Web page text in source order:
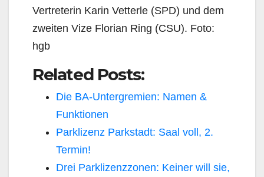
Vertreterin Karin Vetterle (SPD) und dem
zweiten Vize Florian Ring (CSU). Foto:
hgb
Related Posts:
Die BA-Untergremien: Namen &
Funktionen
Parklizenz Parkstadt: Saal voll, 2.
Termin!
Drei Parklizenzzonen: Keiner will sie,